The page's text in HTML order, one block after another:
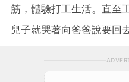
筋，體驗打工生活。直至
兒子就哭著向爸爸說要回